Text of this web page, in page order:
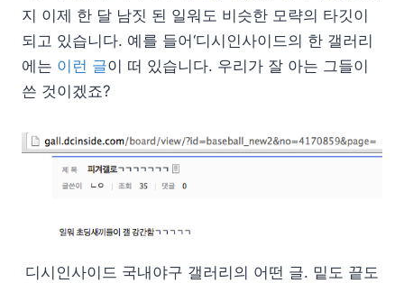
지 이제 한 달 남짓 된 일워도 비슷한 모략의 타깃이
되고 있습니다. 예를 들어‘디시인사이드의 한 갤러리
에는 이런 글이 떠 있습니다. 우리가 잘 아는 그들이
쓴 것이겠죠?
디시인사이드 국내야구 갤러리의 어떤 글. 밑도 끝도